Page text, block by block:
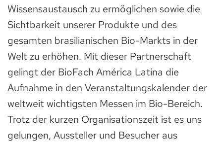
Wissensaustausch zu ermöglichen sowie die
Sichtbarkeit unserer Produkte und des
gesamten brasilianischen Bio-Markts in der
Welt zu erhöhen. Mit dieser Partnerschaft
gelingt der BioFach América Latina die
Aufnahme in den Veranstaltungskalender der
weltweit wichtigsten Messen im Bio-Bereich.
Trotz der kurzen Organisationszeit ist es uns
gelungen, Aussteller und Besucher aus